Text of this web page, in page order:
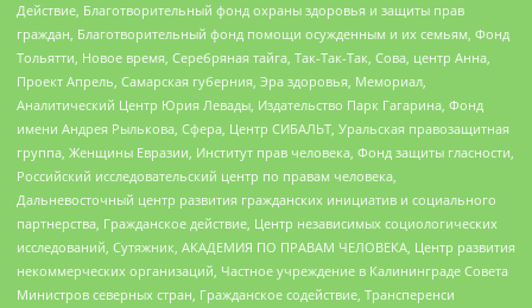
Действие, Благотворительный фонд охраны здоровья и защиты прав
граждан, Благотворительный фонд помощи осужденным и их семьям, Фонд
Тольятти, Новое время, Серебряная тайга, Так-Так-Так, Сова, центр Анна,
Проект Апрель, Самарская губерния, Эра здоровья, Мемориал,
Аналитический Центр Юрия Левады, Издательство Парк Гагарина, Фонд
имени Андрея Рылькова, Сфера, Центр СИБАЛЬТ, Уральская правозащитная
группа, Женщины Евразии, Институт прав человека, Фонд защиты гласности,
Российский исследовательский центр по правам человека,
Дальневосточный центр развития гражданских инициатив и социального
партнерства, Гражданское действие, Центр независимых социологических
исследований, Сутяжник, АКАДЕМИЯ ПО ПРАВАМ ЧЕЛОВЕКА, Центр развития
некоммерческих организаций, Частное учреждение в Калининграде Совета
Министров северных стран, Гражданское содействие, Трансперенси